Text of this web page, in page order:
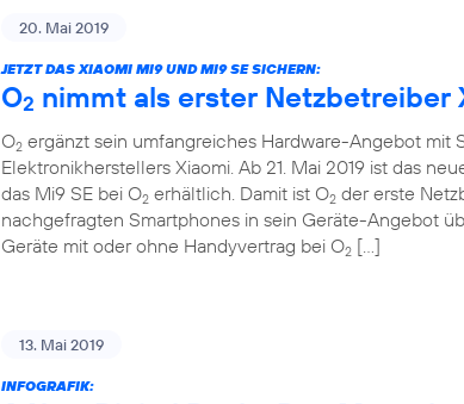
20. Mai 2019
JETZT DAS XIAOMI MI9 UND MI9 SE SICHERN:
O2 nimmt als erster Netzbetreiber
O2 ergänzt sein umfangreiches Hardware-Angebot mit
Elektronikherstellers Xiaomi. Ab 21. Mai 2019 ist das
das Mi9 SE bei O2 erhältlich. Damit ist O2 der erste
nachgefragten Smartphones in sein Geräte-Angebot
Geräte mit oder ohne Handyvertrag bei O2 […]
13. Mai 2019
INFOGRAFIK: